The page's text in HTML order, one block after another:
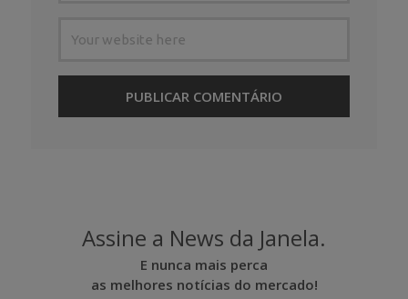
Assine a News da Janela.
E nunca mais perca
as melhores notícias do mercado!